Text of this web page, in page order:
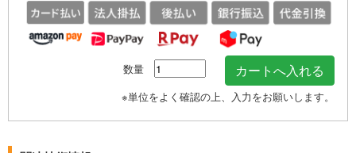
数量
※単位をよく確認の上、入力をお願いします。